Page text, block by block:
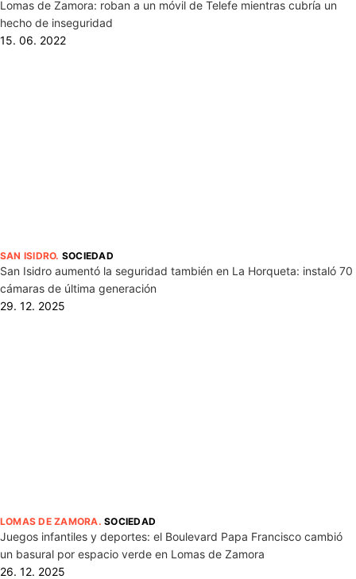
Lomas de Zamora: roban a un móvil de Telefe mientras cubría un
hecho de inseguridad
15. 06. 2022
SAN ISIDRO. SOCIEDAD
San Isidro aumentó la seguridad también en La Horqueta: instaló 70
cámaras de última generación
29. 12. 2025
LOMAS DE ZAMORA.SOCIEDAD
Juegos infantiles y deportes: el Boulevard Papa Francisco cambió
un basural por espacio verde en Lomas de Zamora
26. 12. 2025